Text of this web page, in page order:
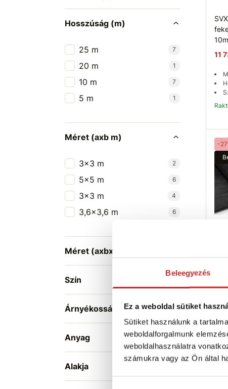
Beleegyezés
Ez a weboldal sütiket
Sütiket használunk a
weboldalforgalmunk
weboldalhasználatra
számukra vagy az Ön által
Hosszúság (m)
25 m 7
20 m 1
10 m 7
5 m 1
Méret (axb m)
3x3 m 2
5x5 m 6
3x3 m 4
3,6x3,6 m 6
Méret (axbxc m)
Szín
Árnyékosság
Anyag
Alakja
11
-27
-